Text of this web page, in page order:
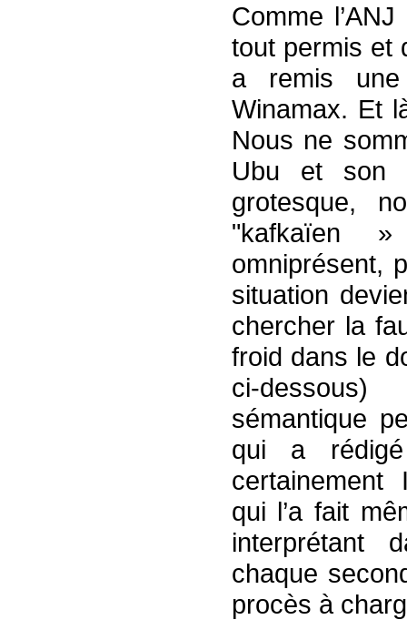
Comme
tout permis et
a remis
Winamax. Et
Nous ne
Ubu et son
grotesque,
"kafkaïen »
omniprésent,
situation
chercher la
froid dans le
ci-
sémantique
qui a
certainement
qui l’a fait
interprétant
chaque
procès à